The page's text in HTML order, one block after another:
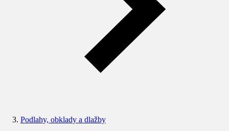
Podlahy, obklady a dlažby